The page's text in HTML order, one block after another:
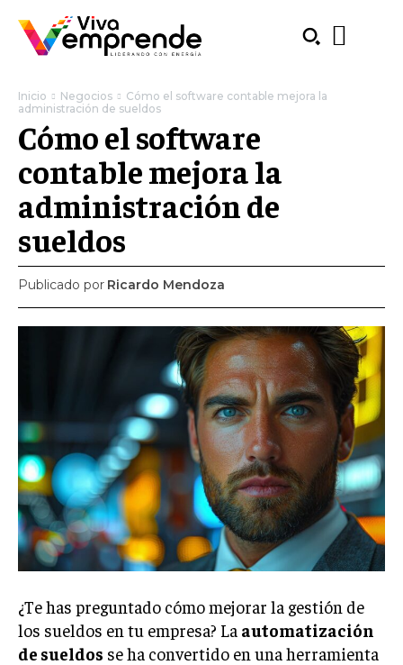
Welcome to Liberty Case
We have a curated list of the most noteworthy news from all
across the globe. With any subscription plan, you get access
toexclusive articles that let you stay ahead of the curve.
Your Profile
NEWS LIFESTYLE PUBLIC OPINION
Inicio Negocios
Cómo el software contable mejora la
administración de sueldos
Cómo el software
contable mejora la
administración de
sueldos
Publicado por Ricardo Mendoza
¿Te has preguntado cómo mejorar la gestión de
los sueldos en tu empresa? La automatización
de sueldos se ha convertido en una herramienta